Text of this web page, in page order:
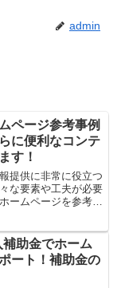
admin
ページ参考事例
に便利なコンテ
す！
提供に非常に役立つ
な要素や工夫が必要
ームページを参考
助金でホーム
ート！補助金の